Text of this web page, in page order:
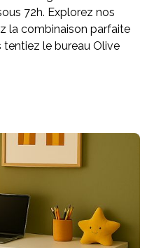
72h. Explorez nos
la combinaison parfaite
tentiez le bureau Olive